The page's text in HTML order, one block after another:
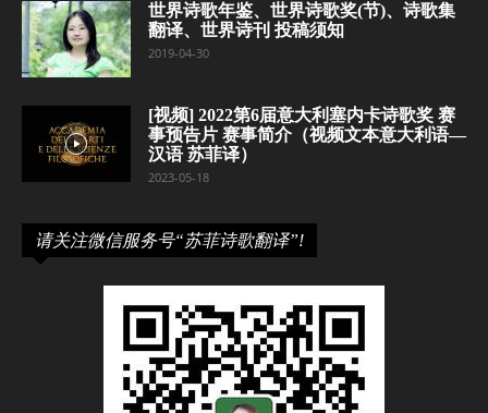
世界诗歌年鉴、世界诗歌奖(节)、诗歌集
翻译、世界诗刊 投稿须知
2019-04-30
[视频] 2022第6届意大利塞内卡诗歌奖 赛
事预告片 赛事简介（视频文本意大利语—
汉语 苏菲译）
2023-05-18
请关注微信服务号“苏菲诗歌翻译”!